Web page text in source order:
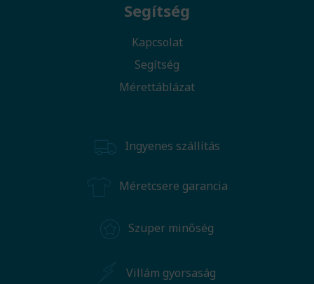
Segítség
Kapcsolat
Segítség
Mérettáblázat
Ingyenes szállítás
Méretcsere garancia
Szuper minőség
Villám gyorsaság